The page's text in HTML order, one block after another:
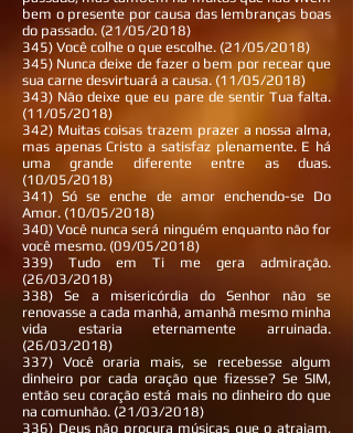
bem o presente por causa das lembranças boas
do passado. (21/05/2018)
345) Você colhe o que escolhe. (21/05/2018)
345) Nunca deixe de fazer o bem por recear que
sua carne desvirtuará a causa. (11/05/2018)
343) Não deixe que eu pare de sentir Tua falta.
(11/05/2018)
342) Muitas coisas trazem prazer a nossa alma,
mas apenas Cristo a satisfaz plenamente. E há
uma grande diferente entre as duas.
(10/05/2018)
341) Só se enche de amor enchendo-se Do
Amor. (10/05/2018)
340) Você nunca será ninguém enquanto não for
você mesmo. (09/05/2018)
339) Tudo em Ti me gera admiração.
(26/03/2018)
338) Se a misericórdia do Senhor não se
renovasse a cada manhã, amanhã mesmo minha
vida estaria eternamente arruinada.
(26/03/2018)
337) Você oraria mais, se recebesse algum
dinheiro por cada oração que fizesse? Se SIM,
então seu coração está mais no dinheiro do que
na comunhão. (21/03/2018)
336) Deus não procura músicas que o atraiam,